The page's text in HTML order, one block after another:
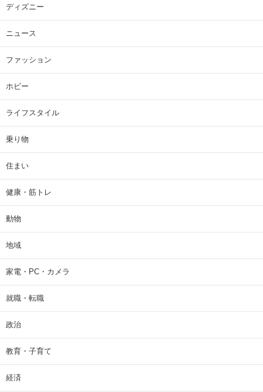
ディズニー
ニュース
ファッション
ホビー
ライフスタイル
乗り物
住まい
健康・筋トレ
動物
地域
家電・PC・カメラ
就職・転職
政治
教育・子育て
経済